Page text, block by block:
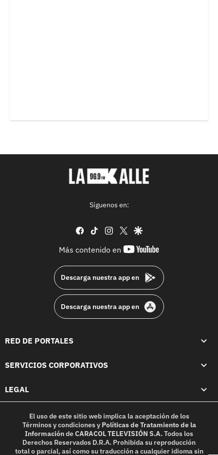
Síguenos en:
facebook
tiktok instagram
twittergoogle
Más contenido en
youtube-
Descarga nuestra app en
Descarga nuestra app en
RED DE PORTALES
SERVICIOS CORPORATIVOS
LEGAL
El uso de este sitio web implica la aceptación de los
Términos y condicionesy Políticas de Tratamiento de la
InformacióndeCARACOL TELEVISIÓN S.A.Todos los
Derechos Reservados D.R.A. Prohibida su reproducción
total o parcial, así como su traducción a cualquier idioma sin